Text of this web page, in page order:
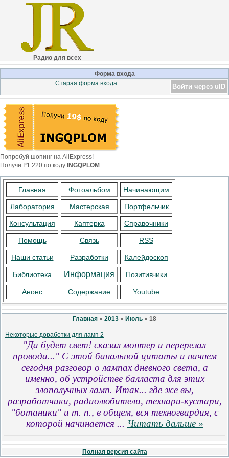
Радио для всех
Форма входа
Войти через uID
Старая форма входа
Попробуй шопинг на AliExpress!
Получи ₽1 220 по коду INGQPLOM
Главная Фотоальбом Начинающим
Лаборатория Мастерская Портфельчик
Консультация Каптерка Справочники
Помощь Связь RSS
Наши статьи Разработки Калейдоскоп
Библиотека Информация Позитивчики
Анонс Содержание Youtube
Главная » 2013 » Июль » 18
Некоторые доработки для ламп 2
"Да будет свет! сказал монтер и перерезал
провода..." С этой банальной цитаты и начнем
сегодня разговор о лампах дневного света, а
именно, об устройстве балласта для этих
злополучных ламп. Итак... где же вы,
разработчики, радиолюбители, технари-кустари,
"ботаники" и т. п., в общем, вся техногвардия, с
которой начинается ... Читать дальше »
Полная версия сайта